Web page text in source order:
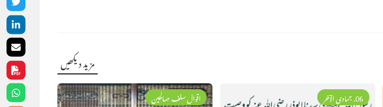
مزید دیکھیں
اقوال سلف صالحین 06. جمادی الآخر